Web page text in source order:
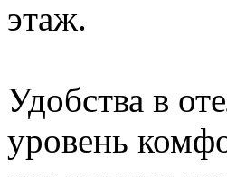
этаж.
Удобства в
уровень